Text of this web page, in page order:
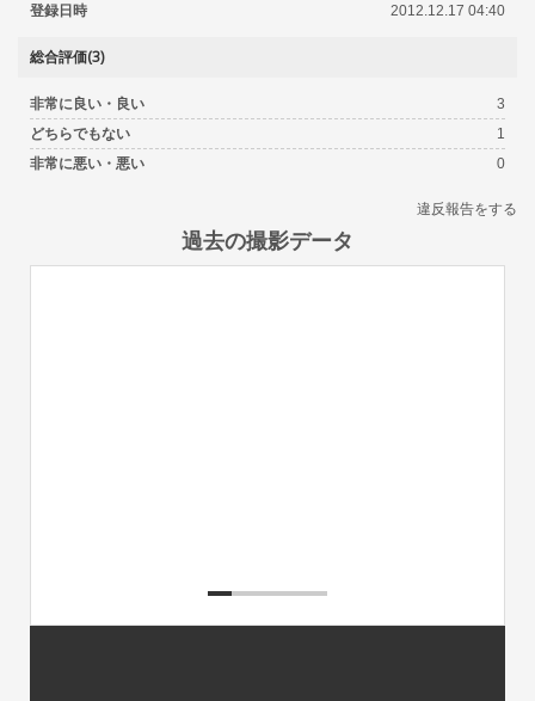
登録日時
2012.12.17 04:40
総合評価(3)
非常に良い・良い
3
どちらでもない
1
非常に悪い・悪い
0
違反報告をする
過去の撮影データ